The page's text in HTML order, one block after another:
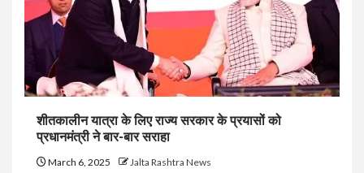
शीतकालीन यात्रा के लिए राज्य सरकार के प्रयासों को
प्रधानमंत्री ने बार-बार सराहा
March 6, 2025 Jalta Rashtra News